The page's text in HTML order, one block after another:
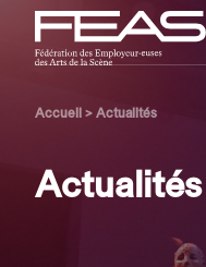
Accueil > Actualités
Actualités